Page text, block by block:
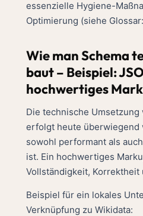
essenzielle Hygiene-
Optimierung (siehe
Wie man Schema
baut – Beispiel:
hochwertiges
Die technische Umsetzung
erfolgt heute überwiegend
sowohl performant als
ist. Ein hochwertiges
Vollständigkeit, Korrektheit
Beispiel für ein lokales
Verknüpfung zu Wikidata: